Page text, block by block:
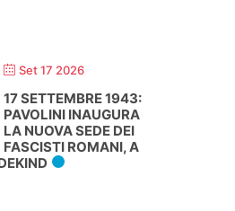
Set 17 2026
17 SETTEMBRE 1943:
PAVOLINI INAUGURA
LA NUOVA SEDE DEI
FASCISTI ROMANI, A